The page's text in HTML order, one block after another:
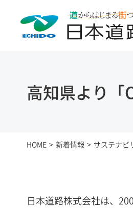
高知県より「
HOME 新着情報 サステナビ
日本道路株式会社は、